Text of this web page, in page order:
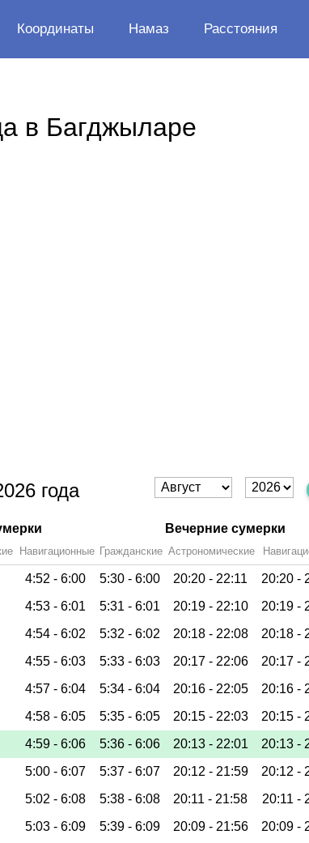
Координаты Намаз Расстояния
в Багджыларе
года
Вечерние сумерки
Навигационные Гражданские Астрономические
4:52 - 6:00 5:30 - 6:00 20:20 - 22:11 20:20 -
4:53 - 6:01 5:31 - 6:01 20:19 - 22:10 20:19 -
4:54 - 6:02 5:32 - 6:02 20:18 - 22:08 20:18 -
4:55 - 6:03 5:33 - 6:03 20:17 - 22:06 20:17 -
4:57 - 6:04 5:34 - 6:04 20:16 - 22:05 20:16 -
4:58 - 6:05 5:35 - 6:05 20:15 - 22:03 20:15 -
4:59 - 6:06 5:36 - 6:06 20:13 - 22:01 20:13 -
5:00 - 6:07 5:37 - 6:07 20:12 - 21:59 20:12 -
5:02 - 6:08 5:38 - 6:08 20:11 - 21:58 20:11 -
5:03 - 6:09 5:39 - 6:09 20:09 - 21:56 20:09 -